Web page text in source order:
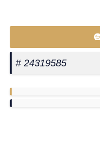
# 24319585